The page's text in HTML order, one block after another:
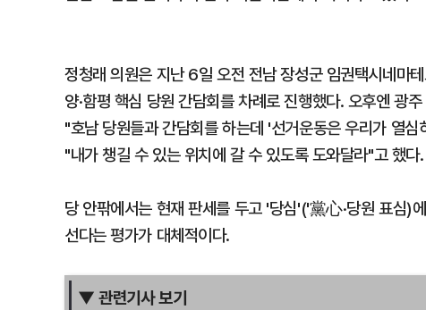
정청래 의원은 지난 6일 오전 전남 장성군 임권택시네마
양·함평 핵심 당원 간담회를 차례로 진행했다. 오후엔 광
"호남 당원들과 간담회를 하는데 '선거운동은 우리가 열
"내가 챙길 수 있는 위치에 갈 수 있도록 도와달라"고 했다.
당 안팎에서는 현재 판세를 두고 '당심'('黨心·당원 표심)
선다는 평가가 대체적이다.
▼ 관련기사 보기